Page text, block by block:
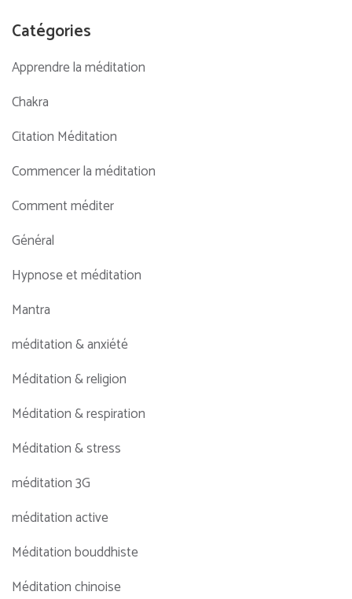
Catégories
Apprendre la méditation
Chakra
Citation Méditation
Commencer la méditation
Comment méditer
Général
Hypnose et méditation
Mantra
méditation & anxiété
Méditation & religion
Méditation & respiration
Méditation & stress
méditation 3G
méditation active
Méditation bouddhiste
Méditation chinoise